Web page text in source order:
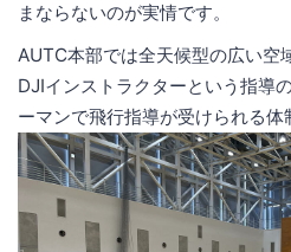
まならないのが実情です。
AUTC本部では全天候型の広い空
DJIインストラクターという指導
ーマンで飛行指導が受けられる体